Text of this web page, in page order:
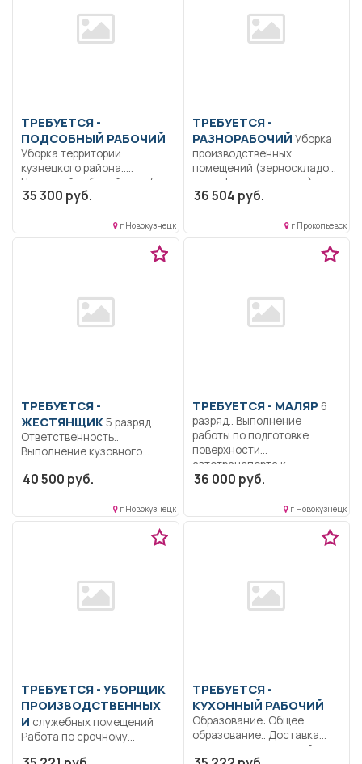
ТРЕБУЕТСЯ -
ПОДСОБНЫЙ РАБОЧИЙ
Уборка территории
кузнецкого района..
Неполный рабочий день/
неполная рабочая неделя..
35 300 руб.
г Новокузнецк
ТРЕБУЕТСЯ -
РАЗНОРАБОЧИЙ
производственных
помещений (зерноскладов,
картофелехранилища),
поддержание надлежащего
36 504 руб.
г Прокопьевск
ТРЕБУЕТСЯ -
ЖЕСТЯНЩИК
Ответственность..
Выполнение кузовного
контроль выполненных
40 500 руб.
г Новокузнецк
ТРЕБУЕТСЯ - МАЛЯР
разряд.. Выполнение
работы по подготовке
поверхности
автотранспорта к...
36 000 руб.
г Новокузнецк
ТРЕБУЕТСЯ - УБОРЩИК
ПРОИЗВОДСТВЕННЫХ
И служебных помещений
Работа по срочному
ТРЕБУЕТСЯ -
КУХОННЫЙ РАБОЧИЙ
Образование: Общее
образование.. Доставка
продуктов из кладовой на